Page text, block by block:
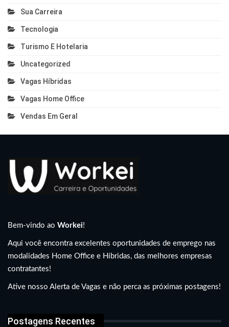
Sua Carreira
Tecnologia
Turismo E Hotelaria
Uncategorized
Vagas Híbridas
Vagas Home Office
Vendas Em Geral
Bem-vindo ao Workei!
Aqui você encontra excelentes oportunidades de emprego nas
modalidades Home Office e Híbridas, das melhores empresas
contratantes!
Ative nosso Alerta de Vagas e não perca as próximas postagens!
Postagens Recentes